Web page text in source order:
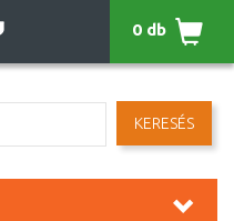
KERESÉS
0 db